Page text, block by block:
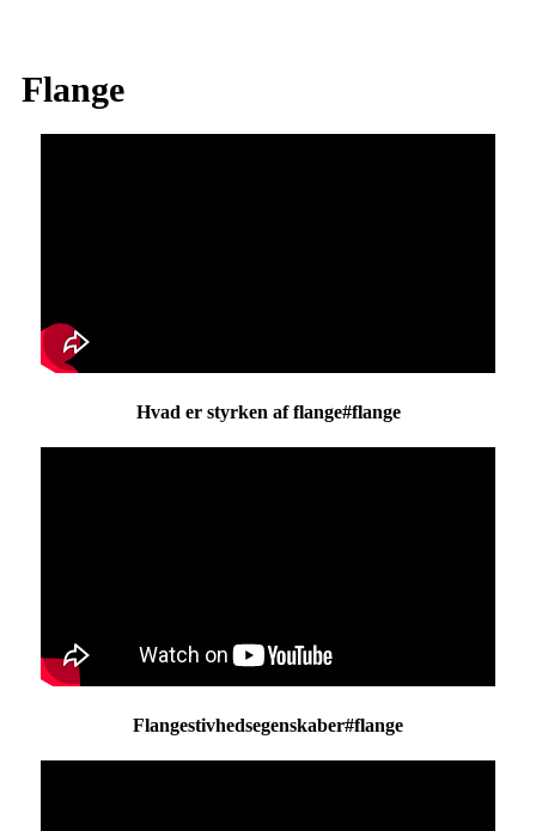
Flange
Hvad er styrken af ​​flange#flange
Flangestivhedsegenskaber#flange